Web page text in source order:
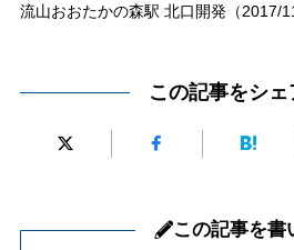
流山おおたかの森駅 北口開発（2017/
この記事をシェ
この記事を書